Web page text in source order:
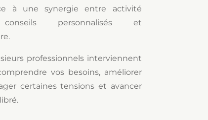
à une synergie entre activité
personnalisés et
professionnels interviennent
vos besoins, améliorer
certaines tensions et avancer